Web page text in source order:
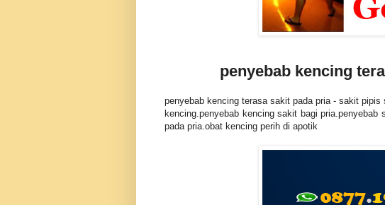
penyebab kencing
penyebab kencing terasa sakit pada pria - sakit
kencing.penyebab kencing sakit bagi
pada pria.obat kencing perih di apotik